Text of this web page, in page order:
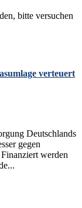
bitte versuchen
verteuert
Deutschlands
gegen
werden